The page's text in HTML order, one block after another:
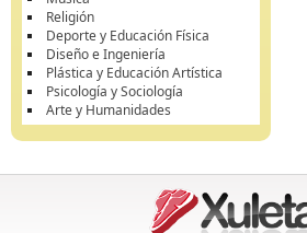
Religión
Deporte y Educación Física
Diseño e Ingeniería
Plástica y Educación Artística
Psicología y Sociología
Arte y Humanidades